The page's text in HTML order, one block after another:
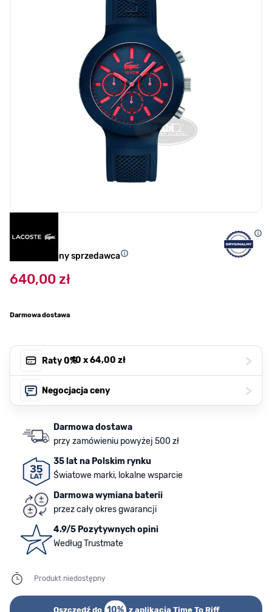
Autoryzowany sprzedawca
640,00 zł
Darmowa dostawa
Raty 0%, 10 x64,00 zł >
Negocjacja ceny >
Darmowa dostawa
przy zamówieniu powyżej 500 zł
35 lat na Polskim rynku
Światowe marki, lokalne wsparcie
Darmowa wymiana baterii
przez cały okres gwarancji
4.9/5 Pozytywnych opini
Według Trustmate
Produkt niedostępny
Oszczędź do z aplikacją Time To Riff